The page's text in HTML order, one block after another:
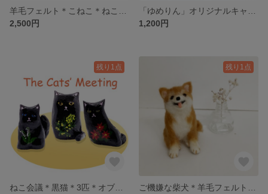
2,500円
1,200円
残り1点 残り1点